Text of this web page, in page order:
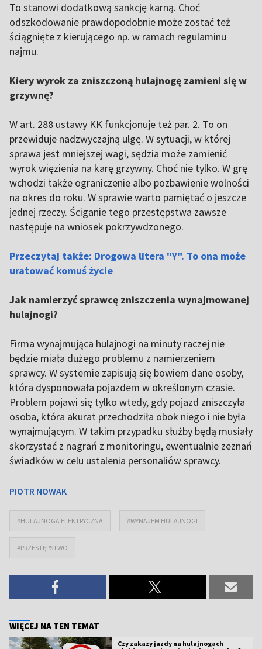
To stanowi dodatkową sankcję karną. Choć
odszkodowanie prawdopodobnie może zostać też
ściągnięte z kierującego np. w ramach regulaminu
najmu.
Kiery wyrok za zniszczoną hulajnogę zamieni się w
grzywnę?
W art. 288 ustawy KK funkcjonuje też par. 2. To on
przewiduje nadzwyczajną ulgę. W sytuacji, w której
sprawa jest mniejszej wagi, sędzia może zamienić
wyrok więzienia na karę grzywny. Choć nie tylko. W grę
wchodzi także ograniczenie albo pozbawienie wolności
na okres do roku. W sprawie warto pamiętać o jeszcze
jednej rzeczy. Ściganie tego przestępstwa zawsze
następuje na wniosek pokrzywdzonego.
Przeczytaj także: Drogowa litera "Y". To ona może
uratować komuś życie
Jak namierzyć sprawcę zniszczenia wynajmowanej
hulajnogi?
Firma wynajmująca hulajnogi na minuty raczej nie
będzie miała dużego problemu z namierzeniem
sprawcy. W systemie zapisują się bowiem dane osoby,
która dysponowała pojazdem w określonym czasie.
Problem pojawi się tylko wtedy, gdy pojazd zniszczyła
osoba, która akurat przechodziła obok niego i nie była
wynajmującym. W takim przypadku służby będą musiały
skorzystać z nagrań z monitoringu, ewentualnie zeznań
świadków w celu ustalenia personaliów sprawcy.
PIOTR NOWAK
#HULAJNOGA ELEKTRYCZNA #WYNAJEM HULAJNOGI
#PRZESTĘPSTWO
WIĘCEJ NA TEN TEMAT
Czy zakazy jazdy na hulajnogach